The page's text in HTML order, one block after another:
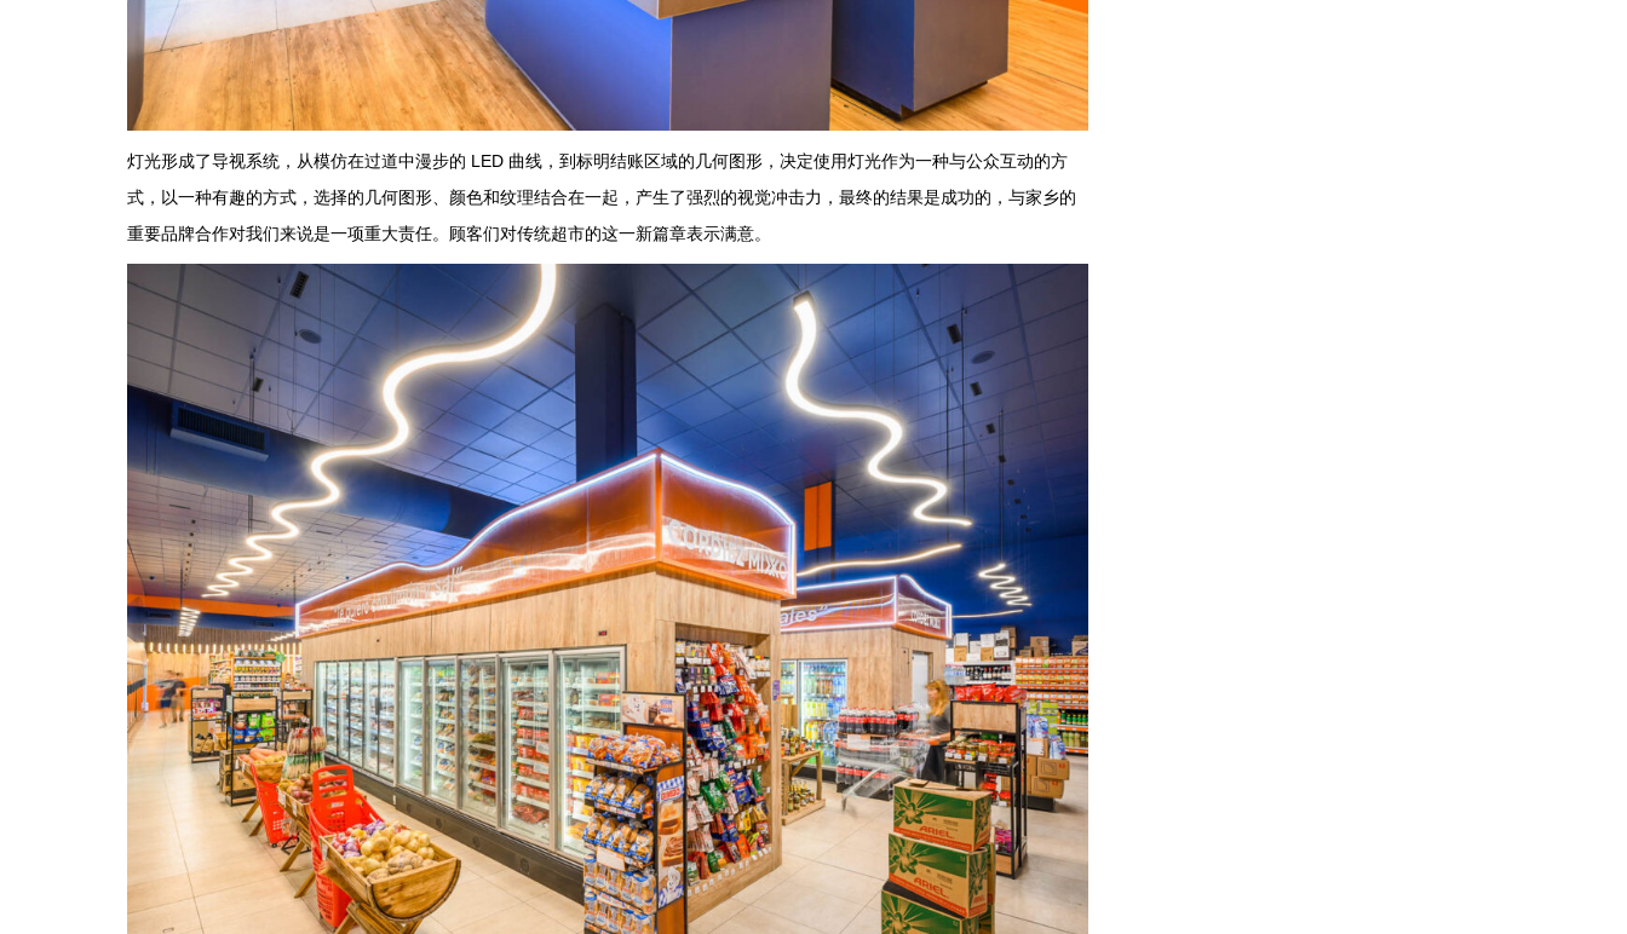
灯光形成了导视系统，从模仿在过道中漫步的 LED 曲线，到标明结账区域的几何图形，决定使用灯光作为一种与公众互动的方
式，以一种有趣的方式，选择的几何图形、颜色和纹理结合在一起，产生了强烈的视觉冲击力，最终的结果是成功的，与家乡的
重要品牌合作对我们来说是一项重大责任。顾客们对传统超市的这一新篇章表示满意。